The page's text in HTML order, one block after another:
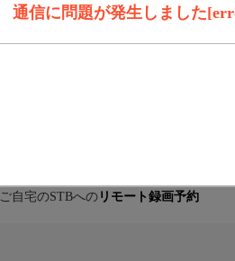
通信に問題が発生しました
J:COM番組ガイドは、
・検索条件を保存する
して作成できる
自宅のSTBへの リモート録画予約